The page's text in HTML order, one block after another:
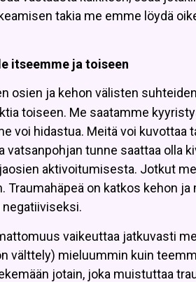
takia me emme löydä
itseemme ja toiseen
osien ja kehon välisten
toiseen. Me saatamme
voi hidastua. Meitä voi kuvottaa
tunne saattaa olla
aktivoitumisesta. Jotkut
Traumahäpeä on katkos kehon
vaikeuttaa jatkuvasti
välttely) mieluummin kuin
jotain, joka muistuttaa